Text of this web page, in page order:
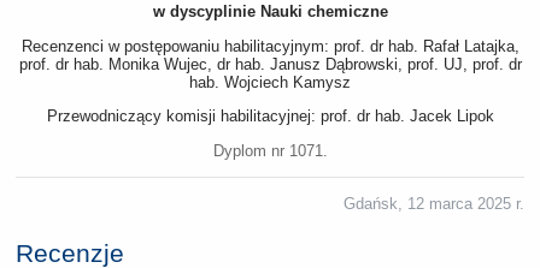
w dyscyplinie Nauki chemiczne
Recenzenci w postępowaniu habilitacyjnym: prof. dr hab. Rafał Latajka,
prof. dr hab. Monika Wujec, dr hab. Janusz Dąbrowski, prof. UJ, prof. dr
hab. Wojciech Kamysz
Przewodniczący komisji habilitacyjnej: prof. dr hab. Jacek Lipok
Dyplom nr 1071.
Gdańsk, 12 marca 2025 r.
Recenzje